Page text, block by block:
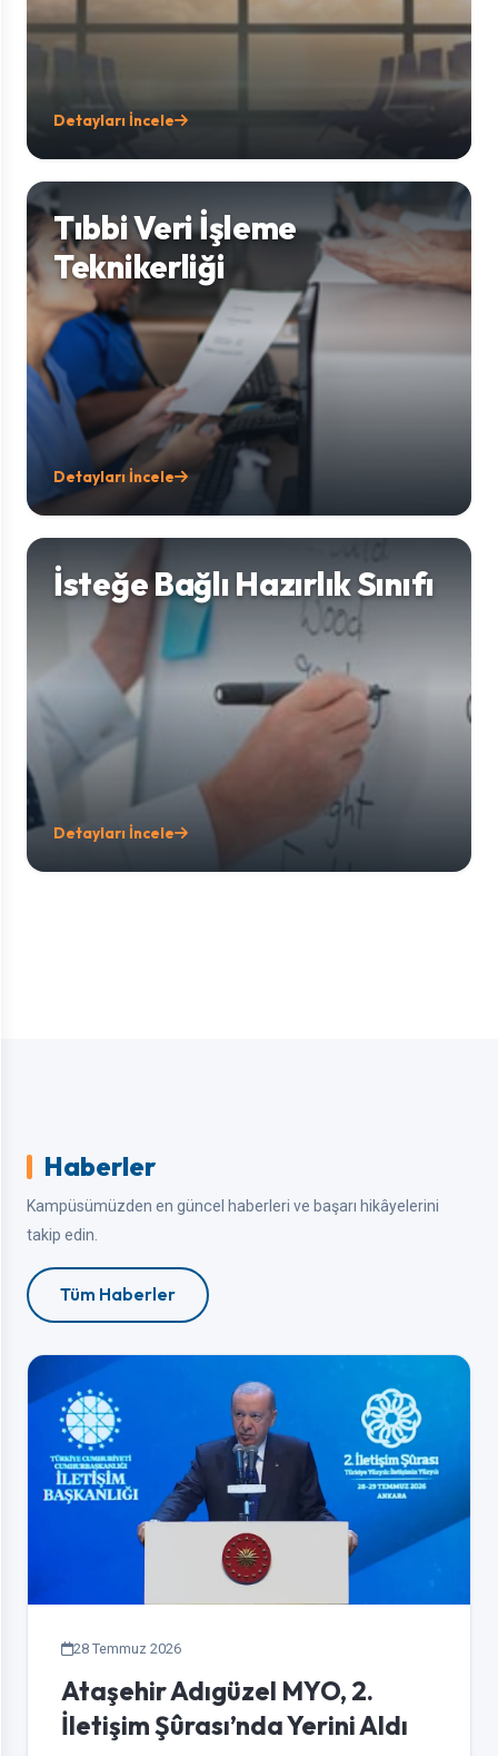
Detayları İncele
Tıbbi Veri İşleme
Teknikerliği
Detayları İncele
İsteğe Bağlı Hazırlık Sınıfı
Detayları İncele
Haberler
Kampüsümüzden en güncel haberleri ve başarı hikâyelerini
takip edin.
Tüm Haberler
28 Temmuz 2026
Ataşehir Adıgüzel MYO, 2.
İletişim Şûrası’nda Yerini Aldı